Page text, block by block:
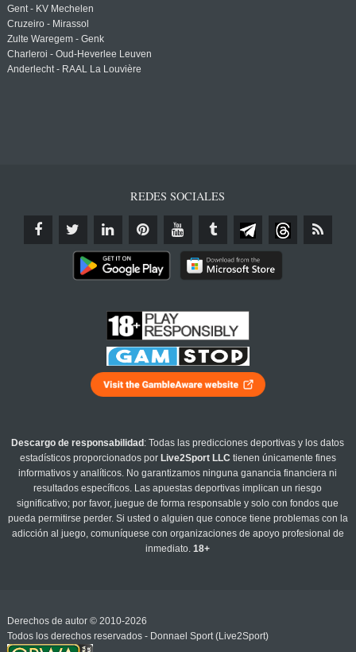
Gent - KV Mechelen
Cruzeiro - Mirassol
Zulte Waregem - Genk
Charleroi - Oud-Heverlee Leuven
Anderlecht - RAAL La Louvière
REDES SOCIALES
Descargo de responsabilidad : Todas las predicciones deportivas y los datos
estadísticos proporcionados por Live2Sport LLC tienen únicamente fines
informativos y analíticos. No garantizamos ninguna ganancia financiera ni
resultados específicos. Las apuestas deportivas implican un riesgo
significativo; por favor, juegue de forma responsable y solo con fondos que
pueda permitirse perder. Si usted o alguien que conoce tiene problemas con la
adicción al juego, comuníquese con organizaciones de apoyo profesional de
inmediato.18+
Derechos de autor © 2010-2026
Todos los derechos reservados - Donnael Sport (Live2Sport)